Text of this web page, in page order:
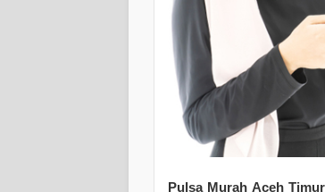
Pulsa Murah Aceh Timur